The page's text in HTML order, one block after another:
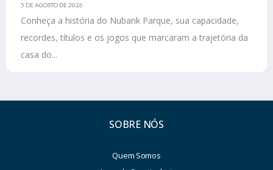
5 DE AGOSTO DE 2026
Conheça a história do Nubank Parque, sua capacidade,
recordes, títulos e os jogos que marcaram a trajetória da
casa do...
SOBRE NÓS
Quem Somos